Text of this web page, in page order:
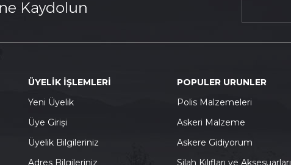
ÜYELİK İŞLEMLERİ POPULER URUNLER
Yeni Üyelik Polis Malzemeleri
Üye Girişi Askeri Malzeme
Üyelik Bilgileriniz Askere Gidiyorum
Adres Bilgileriniz Silah Kılıfları ve Aksesuarları